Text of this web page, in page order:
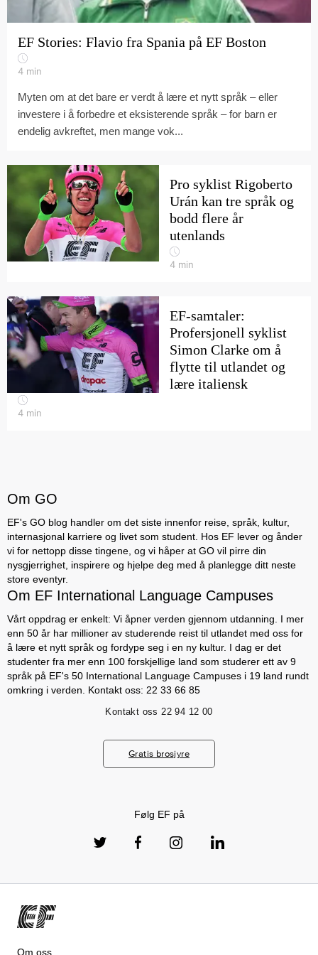
EF Stories: Flavio fra Spania på EF Boston
4 min
Myten om at det bare er verdt å lære et nytt språk – eller
investere i å forbedre et eksisterende språk – for barn er
endelig avkreftet, men mange vok...
Pro syklist Rigoberto
Urán kan tre språk og
bodd flere år
utenlands
4 min
EF-samtaler:
Profersjonell syklist
Simon Clarke om å
flytte til utlandet og
lære italiensk
4 min
Om GO
EF's GO blog handler om det siste innenfor reise, språk, kultur,
internasjonal karriere og livet som student. Hos EF lever og ånder
vi for nettopp disse tingene, og vi håper at GO vil pirre din
nysgjerrighet, inspirere og hjelpe deg med å planlegge ditt neste
store eventyr.
Om EF International Language Campuses
Vårt oppdrag er enkelt: Vi åpner verden gjennom utdanning. I mer
enn 50 år har millioner av studerende reist til utlandet med oss for
å lære et nytt språk og fordype seg i en ny kultur. I dag er det
studenter fra mer enn 100 forskjellige land som studerer ett av 9
språk på EF's 50 International Language Campuses i 19 land rundt
omkring i verden. Kontakt oss: 22 33 66 85
Kontakt oss 22 94 12 00
Gratis brosjyre
Følg EF på
Om oss